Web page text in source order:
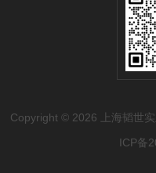
Copyright © 2026 上海韬世
ICP备